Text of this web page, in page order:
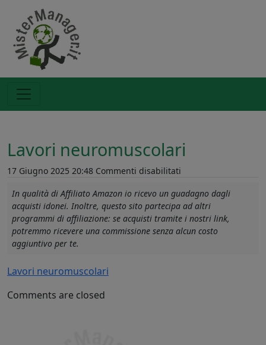
Lavori neuromuscolari
17 Giugno 2025 20:48 Commenti disabilitati
neuromuscolari
In qualità di Affiliato Amazon io ricevo un guadagno dagli
acquisti idonei. Inoltre, questo sito partecipa ad altri
programmi di affiliazione: se acquisti tramite i nostri link,
potremmo ricevere una commissione senza alcun costo
aggiuntivo per te.
Lavori neuromuscolari
Comments are closed